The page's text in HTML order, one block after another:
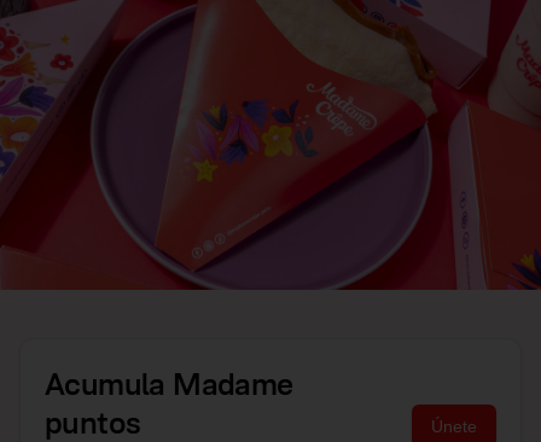
Acumula Madame
puntos
Únete